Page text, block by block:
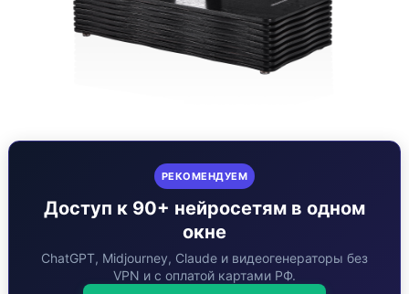
РЕКОМЕНДУЕМ
Доступ к 90+ нейросетям в одном
окне
ChatGPT, Midjourney, Claude и видеогенераторы без
VPN и с оплатой картами РФ.